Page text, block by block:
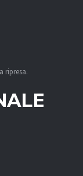
ripresa.